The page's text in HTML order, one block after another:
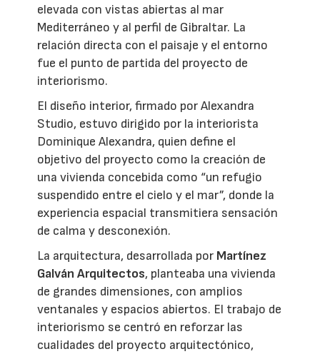
elevada con vistas abiertas al mar
Mediterráneo y al perfil de Gibraltar. La
relación directa con el paisaje y el entorno
fue el punto de partida del proyecto de
interiorismo.
El diseño interior, firmado por Alexandra
Studio, estuvo dirigido por la interiorista
Dominique Alexandra, quien define el
objetivo del proyecto como la creación de
una vivienda concebida como “un refugio
suspendido entre el cielo y el mar”, donde la
experiencia espacial transmitiera sensación
de calma y desconexión.
La arquitectura, desarrollada por Martínez
Galván Arquitectos, planteaba una vivienda
de grandes dimensiones, con amplios
ventanales y espacios abiertos. El trabajo de
interiorismo se centró en reforzar las
cualidades del proyecto arquitectónico,